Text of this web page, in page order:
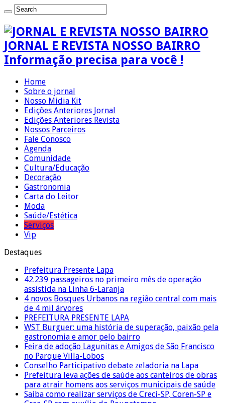
JORNAL E REVISTA NOSSO BAIRRO
Informação precisa para você !
Home
Sobre o jornal
Nosso Midia Kit
Edições Anteriores Jornal
Edições Anteriores Revista
Nossos Parceiros
Fale Conosco
Agenda
Comunidade
Cultura/Educação
Decoração
Gastronomia
Carta do Leitor
Moda
Saúde/Estética
Serviços
Vip
Destaques
Prefeitura Presente Lapa
42.239 passageiros no primeiro mês de operação
assistida na Linha 6-Laranja
4 novos Bosques Urbanos na região central com mais
de 4 mil árvores
PREFEITURA PRESENTE LAPA
WST Burguer: uma história de superação, paixão pela
gastronomia e amor pelo bairro
Feira de adoção Lagunitas e Amigos de São Francisco
no Parque Villa-Lobos
Conselho Participativo debate zeladoria na Lapa
Prefeitura leva ações de saúde aos canteiros de obras
para atrair homens aos serviços municipais de saúde
Saiba como realizar serviços de Creci-SP, Coren-SP e